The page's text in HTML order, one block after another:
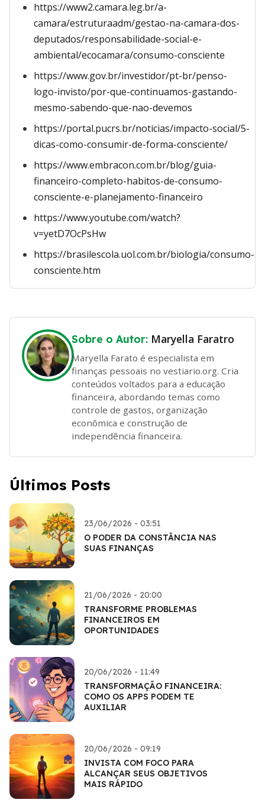
https://www2.camara.leg.br/a-
camara/estruturaadm/gestao-na-camara-dos-
deputados/responsabilidade-social-e-
ambiental/ecocamara/consumo-consciente
https://www.gov.br/investidor/pt-br/penso-
logo-invisto/por-que-continuamos-gastando-
mesmo-sabendo-que-nao-devemos
https://portal.pucrs.br/noticias/impacto-social/5-
dicas-como-consumir-de-forma-consciente/
https://www.embracon.com.br/blog/guia-
financeiro-completo-habitos-de-consumo-
consciente-e-planejamento-financeiro
https://www.youtube.com/watch?
v=yetD7OcPsHw
https://brasilescola.uol.com.br/biologia/consumo-
consciente.htm
Sobre o Autor: Maryella Faratro
Maryella Farato é especialista em
finanças pessoais no vestiario.org. Cria
conteúdos voltados para a educação
financeira, abordando temas como
controle de gastos, organização
econômica e construção de
independência financeira.
Últimos Posts
23/06/2026 - 03:51
O PODER DA CONSTÂNCIA NAS
SUAS FINANÇAS
21/06/2026 - 20:00
TRANSFORME PROBLEMAS
FINANCEIROS EM
OPORTUNIDADES
20/06/2026 - 11:49
TRANSFORMAÇÃO FINANCEIRA:
COMO OS APPS PODEM TE
AUXILIAR
20/06/2026 - 09:19
INVISTA COM FOCO PARA
ALCANÇAR SEUS OBJETIVOS
MAIS RÁPIDO